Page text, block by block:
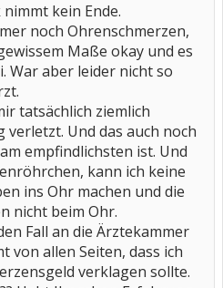
kein Ende.
noch Ohrenschmerzen,
Maße okay und es
War aber leider nicht so
tatsächlich ziemlich
verletzt. Und das auch noch
empfindlichsten ist. Und
kann ich keine
ins Ohr machen und die
nicht beim Ohr.
Fall an die Ärztekammer
von allen Seiten, dass ich
verklagen sollte.